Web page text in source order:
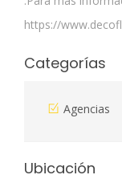
https://
Categorías
Agencias
Ubicación